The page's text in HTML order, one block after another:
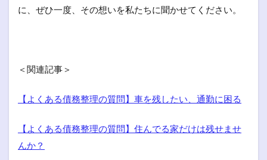
に、ぜひ一度、その想いを私たちに聞かせてください。
＜関連記事＞
【よくある債務整理の質問】車を残したい、通勤に困る
【よくある債務整理の質問】住んでる家だけは残せませ
んか？